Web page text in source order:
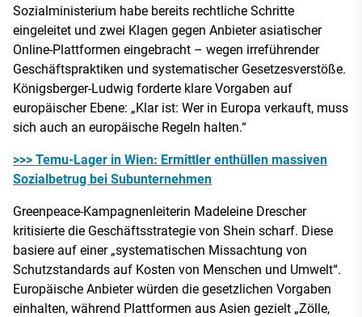
Sozialministerium habe bereits rechtliche Schritte
eingeleitet und zwei Klagen gegen Anbieter asiatischer
Online-Plattformen eingebracht – wegen irreführender
Geschäftspraktiken und systematischer Gesetzesverstöße.
Königsberger-Ludwig forderte klare Vorgaben auf
europäischer Ebene: „Klar ist: Wer in Europa verkauft, muss
sich auch an europäische Regeln halten.“
>>> Temu-Lager in Wien: Ermittler enthüllen massiven
Sozialbetrug bei Subunternehmen
Greenpeace-Kampagnenleiterin Madeleine Drescher
kritisierte die Geschäftsstrategie von Shein scharf. Diese
basiere auf einer „systematischen Missachtung von
Schutzstandards auf Kosten von Menschen und Umwelt“.
Europäische Anbieter würden die gesetzlichen Vorgaben
einhalten, während Plattformen aus Asien gezielt „Zölle,